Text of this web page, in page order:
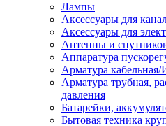
Лампы
Аксессуары для
Аксессуары для
Антенны и
Аппаратура
Арматура
Арматура трубная,
давления
Батарейки,
Бытовая техника